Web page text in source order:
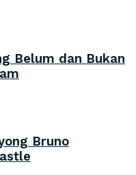
Belum dan Bukan
Bruno